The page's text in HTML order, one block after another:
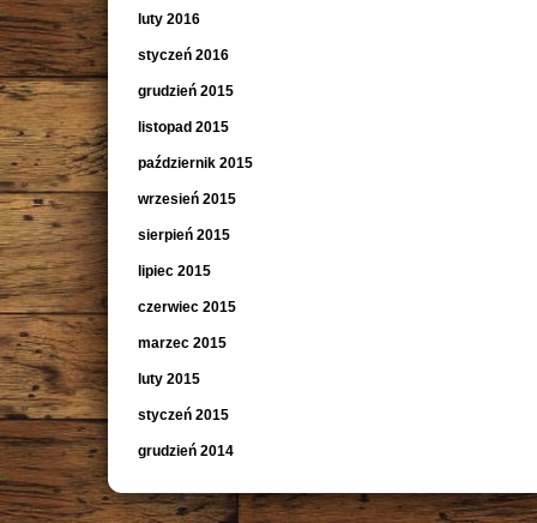
luty 2016
styczeń 2016
grudzień 2015
listopad 2015
październik 2015
wrzesień 2015
sierpień 2015
lipiec 2015
czerwiec 2015
marzec 2015
luty 2015
styczeń 2015
grudzień 2014